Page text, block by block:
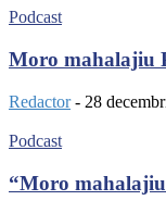
Podcast
Moro mahalajiu
Redactor - 28
Podcast
“Moro